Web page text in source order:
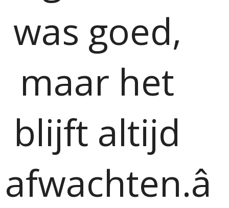
was goed,
maar het
blijft altijd
afwachten.â